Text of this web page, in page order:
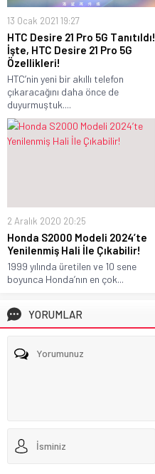
13 Ocak 2021 19:27
HTC Desire 21 Pro 5G Tanıtıldı!
İşte, HTC Desire 21 Pro 5G
Özellikleri!
HTC’nin yeni bir akıllı telefon
çıkaracağını daha önce de
duyurmuştuk....
2 Aralık 2020 20:25
Honda S2000 Modeli 2024’te
Yenilenmiş Hali İle Çıkabilir!
1999 yılında üretilen ve 10 sene
boyunca Honda’nın en çok...
YORUMLAR